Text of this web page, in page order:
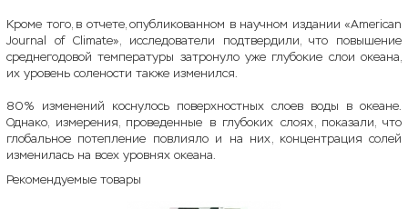
Кроме того, в отчете, опубликованном в научном издании «American
Journal of Climate», исследователи подтвердили, что повышение
среднегодовой температуры затронуло уже глубокие слои океана,
их уровень солености также изменился.
80% изменений коснулось поверхностных слоев воды в океане.
Однако, измерения, проведенные в глубоких слоях, показали, что
глобальное потепление повлияло и на них, концентрация солей
изменилась на всех уровнях океана.
Рекомендуемые товары